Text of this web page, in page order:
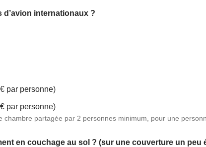
d’avion internationaux ?
par personne)
par personne)
chambre partagée par 2 personnes minimum, pour une
en couchage au sol ? (sur une couverture un peu